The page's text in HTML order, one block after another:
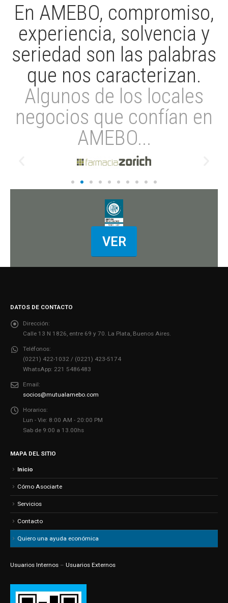
En AMEBO, compromiso,
experiencia, solvencia y
seriedad son las palabras
que nos caracterizan.
Algunos de los locales
negocios que confían en
AMEBO...
VER
DATOS DE CONTACTO
Dirección:
Calle 13 N 1826, entre 69 y 70. La Plata, Buenos Aires.
Teléfonos:
(0221) 422-1032 / (0221) 423-5174
WhatsApp: 221 5486483
Email:
socios@mutualamebo.com
Horarios:
Lun - Vie: 8:00 AM - 20:00 PM
Sab de 9:00 a 13.00hs
MAPA DEL SITIO
Inicio
Cómo Asociarte
Servicios
Contacto
Quiero una ayuda económica
Usuarios Internos – Usuarios Externos